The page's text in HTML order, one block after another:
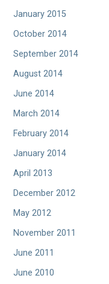
January 2015
October 2014
September 2014
August 2014
June 2014
March 2014
February 2014
January 2014
April 2013
December 2012
May 2012
November 2011
June 2011
June 2010